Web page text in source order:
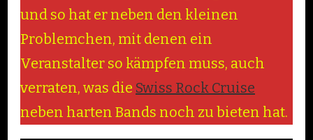
und so hat er neben den kleinen
Problemchen, mit denen ein
Veranstalter so kämpfen muss, auch
verraten, was die Swiss Rock Cruise
neben harten Bands noch zu bieten hat.